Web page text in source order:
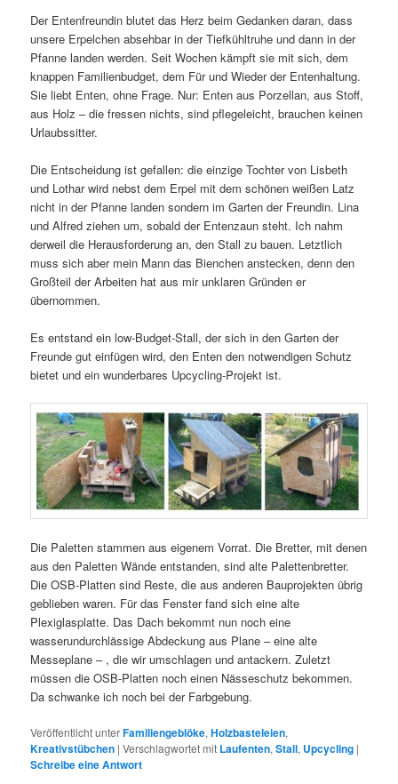
Der Entenfreundin blutet das Herz beim Gedanken daran, dass
unsere Erpelchen absehbar in der Tiefkühltruhe und dann in der
Pfanne landen werden. Seit Wochen kämpft sie mit sich, dem
knappen Familienbudget, dem Für und Wieder der Entenhaltung.
Sie liebt Enten, ohne Frage. Nur: Enten aus Porzellan, aus Stoff,
aus Holz – die fressen nichts, sind pflegeleicht, brauchen keinen
Urlaubssitter.
Die Entscheidung ist gefallen: die einzige Tochter von Lisbeth
und Lothar wird nebst dem Erpel mit dem schönen weißen Latz
nicht in der Pfanne landen sondern im Garten der Freundin. Lina
und Alfred ziehen um, sobald der Entenzaun steht. Ich nahm
derweil die Herausforderung an, den Stall zu bauen. Letztlich
muss sich aber mein Mann das Bienchen anstecken, denn den
Großteil der Arbeiten hat aus mir unklaren Gründen er
übernommen.
Es entstand ein low-Budget-Stall, der sich in den Garten der
Freunde gut einfügen wird, den Enten den notwendigen Schutz
bietet und ein wunderbares Upcycling-Projekt ist.
Die Paletten stammen aus eigenem Vorrat. Die Bretter, mit denen
aus den Paletten Wände entstanden, sind alte Palettenbretter.
Die OSB-Platten sind Reste, die aus anderen Bauprojekten übrig
geblieben waren. Für das Fenster fand sich eine alte
Plexiglasplatte. Das Dach bekommt nun noch eine
wasserundurchlässige Abdeckung aus Plane – eine alte
Messeplane – , die wir umschlagen und antackern. Zuletzt
müssen die OSB-Platten noch einen Nässeschutz bekommen.
Da schwanke ich noch bei der Farbgebung.
Veröffentlicht unterFamiliengeblöke,Holzbasteleien,
Kreativstübchen |Verschlagwortet mit Laufenten,Stall, Upcycling |
Schreibe eine Antwort